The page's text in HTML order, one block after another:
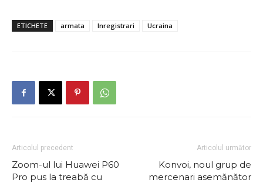
ETICHETE armata Inregistrari Ucraina
Articolul precedent
Zoom-ul lui Huawei P60
Pro pus la treabă cu
Articolul următor
Konvoi, noul grup de
mercenari asemănător